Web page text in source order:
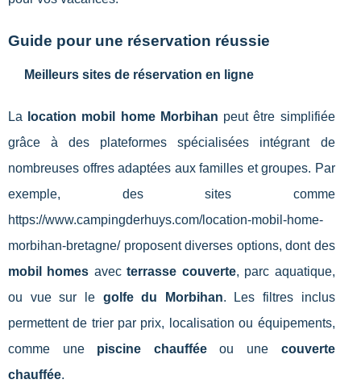
Guide pour une réservation réussie
Meilleurs sites de réservation en ligne
La location mobil home Morbihan peut être simplifiée
grâce à des plateformes spécialisées intégrant de
nombreuses offres adaptées aux familles et groupes. Par
exemple, des sites comme
https://www.campingderhuys.com/location-mobil-home-
morbihan-bretagne/ proposent diverses options, dont des
mobil homes avecterrasse couverte, parc aquatique,
ou vue sur le golfe du Morbihan. Les filtres inclus
permettent de trier par prix, localisation ou équipements,
comme une piscine chaufféeou une couverte
chauffée.